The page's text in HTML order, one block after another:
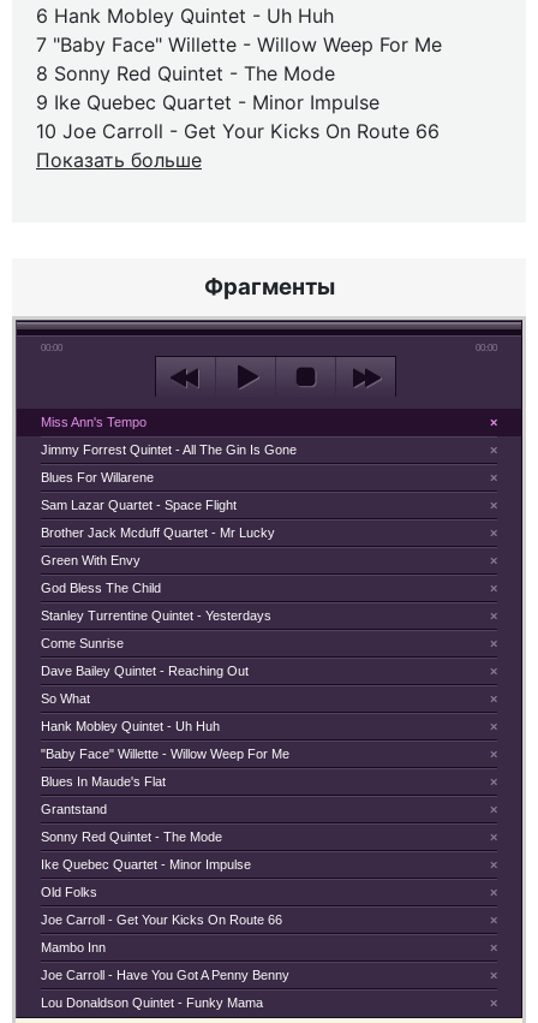
6 Hank Mobley Quintet - Uh Huh
7 "Baby Face" Willette - Willow Weep For Me
8 Sonny Red Quintet - The Mode
9 Ike Quebec Quartet - Minor Impulse
10 Joe Carroll - Get Your Kicks On Route 66
Показать больше
Фрагменты
00:00 00:00
×
Miss Ann's Tempo
×
Jimmy Forrest Quintet - All The Gin Is Gone
×
Blues For Willarene
×
Sam Lazar Quartet - Space Flight
×
Brother Jack Mcduff Quartet - Mr Lucky
×
Green With Envy
×
God Bless The Child
×
Stanley Turrentine Quintet - Yesterdays
×
Come Sunrise
×
Dave Bailey Quintet - Reaching Out
×
So What
×
Hank Mobley Quintet - Uh Huh
×
"Baby Face" Willette - Willow Weep For Me
×
Blues In Maude's Flat
×
Grantstand
×
Sonny Red Quintet - The Mode
×
Ike Quebec Quartet - Minor Impulse
×
Old Folks
×
Joe Carroll - Get Your Kicks On Route 66
×
Mambo Inn
×
Joe Carroll - Have You Got A Penny Benny
×
Lou Donaldson Quintet - Funky Mama